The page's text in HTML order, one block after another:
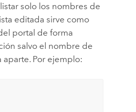
solo los nombres de
editada sirve como
portal de forma
salvo el nombre de
Por ejemplo: